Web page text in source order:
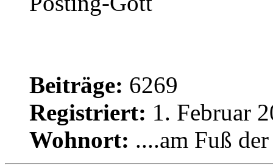
Beiträge: 6269
Registriert: 1. Februar
Wohnort: ....am Fuß